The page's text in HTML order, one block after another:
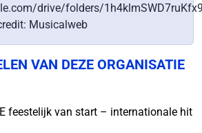
drive/folders/
Musicalweb
VAN DEZE ORGANISATIE
feestelijk van start – internationale hit